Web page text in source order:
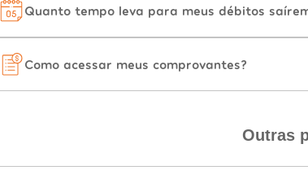
Quanto tempo leva para meus débitos
Como acessar meus comprovantes?
Outras